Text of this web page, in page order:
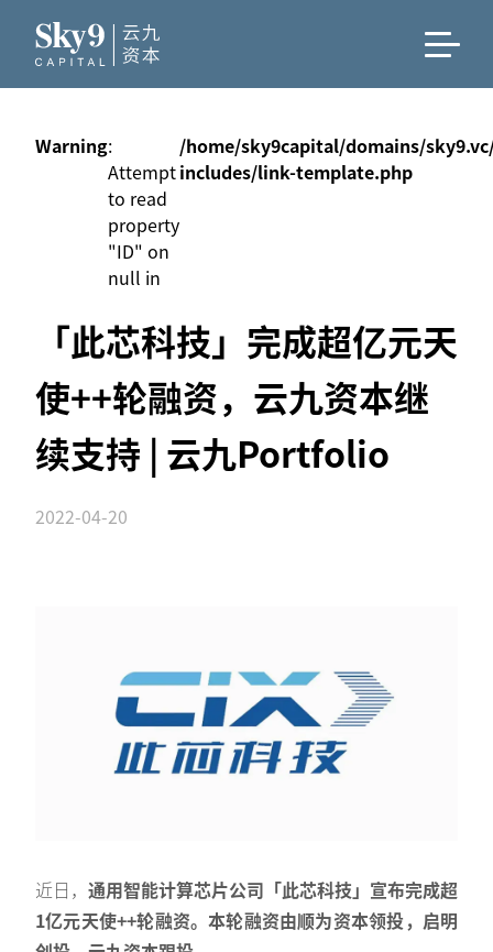
Warning:
Attempt
to read
property
"ID" on
null in
/home/sky9capital/domains/
includes/link-template.php
「此芯科技」完成超亿元天
使++轮融资，云九资本继
续支持 | 云九Portfolio
2022-04-20
近日， 通用智能计算芯片公司「此芯科技」宣布完成超
1亿元天使++轮融资。本轮融资由顺为资本领投，启明